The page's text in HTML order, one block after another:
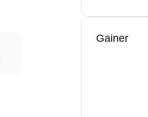
Gainer